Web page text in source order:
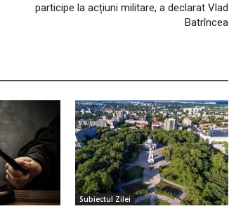
participe la acțiuni militare, a declarat Vlad
Batrîncea
Subiectul Zilei